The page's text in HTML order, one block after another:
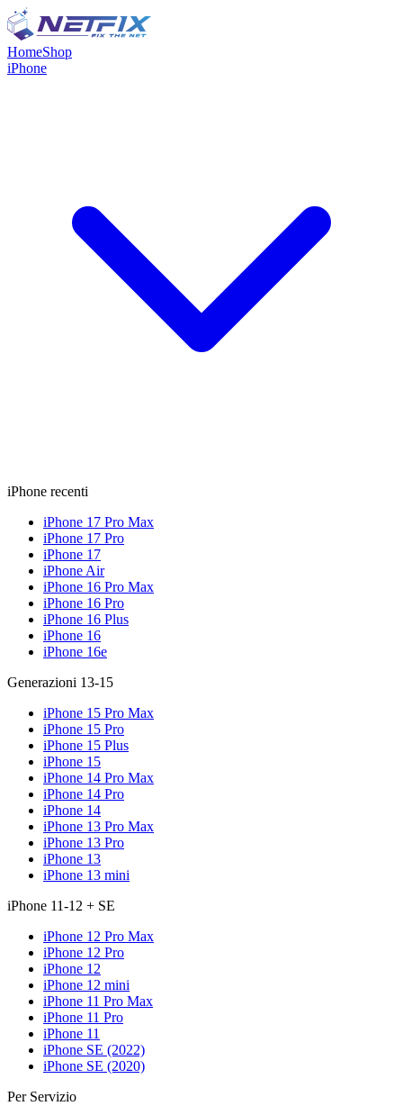
HomeShop
iPhone
iPhone recenti
iPhone 17 Pro Max
iPhone 17 Pro
iPhone 17
iPhone Air
iPhone 16 Pro Max
iPhone 16 Pro
iPhone 16 Plus
iPhone 16
iPhone 16e
Generazioni 13-15
iPhone 15 Pro Max
iPhone 15 Pro
iPhone 15 Plus
iPhone 15
iPhone 14 Pro Max
iPhone 14 Pro
iPhone 14
iPhone 13 Pro Max
iPhone 13 Pro
iPhone 13
iPhone 13 mini
iPhone 11-12 + SE
iPhone 12 Pro Max
iPhone 12 Pro
iPhone 12
iPhone 12 mini
iPhone 11 Pro Max
iPhone 11 Pro
iPhone 11
iPhone SE (2022)
iPhone SE (2020)
Per Servizio